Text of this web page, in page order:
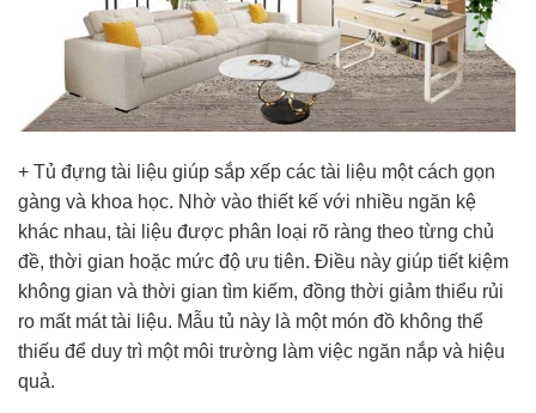
+ Tủ đựng tài liệu giúp sắp xếp các tài liệu một cách gọn
gàng và khoa học. Nhờ vào thiết kế với nhiều ngăn kệ
khác nhau, tài liệu được phân loại rõ ràng theo từng chủ
đề, thời gian hoặc mức độ ưu tiên. Điều này giúp tiết kiệm
không gian và thời gian tìm kiếm, đồng thời giảm thiểu rủi
ro mất mát tài liệu. Mẫu tủ này là một món đồ không thể
thiếu để duy trì một môi trường làm việc ngăn nắp và hiệu
quả.